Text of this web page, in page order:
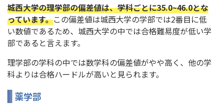
城西大学の理学部の偏差値は、学科ごとに35.0~46.0とな
っています。この偏差値は城西大学の学部では2番目に低
い数値であるため、城西大学の中では合格難易度が低い学
部であると言えます。
理学部の学科の中では数学科の偏差値がやや高く、他の学
科よりは合格ハードルが高いと見られます。
薬学部